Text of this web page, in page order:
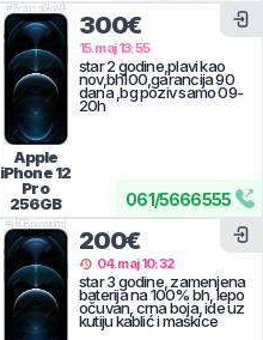
061/5666555
#7rzqss6kw9
Apple
iPhone 12
Pro
256GB
300€
15.maj 13:55
star 2 godine,plavi kao
nov,bh100,garancija 90
dana ,bg poziv samo 09-
20h
#jk08rwwphd
200€
04.maj 10:32
star 3 godine, zamenjena
baterija na 100% bh, lepo
očuvan, crna boja, ide uz
kutiju kablić i maskice